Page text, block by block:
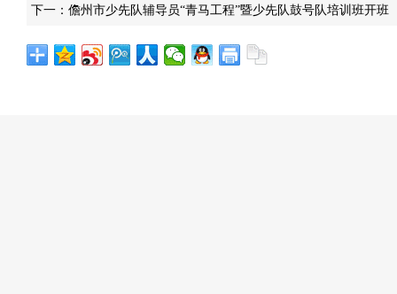
下一： 儋州市少先队辅导员“青马工程”暨少先队鼓号队培训班开班